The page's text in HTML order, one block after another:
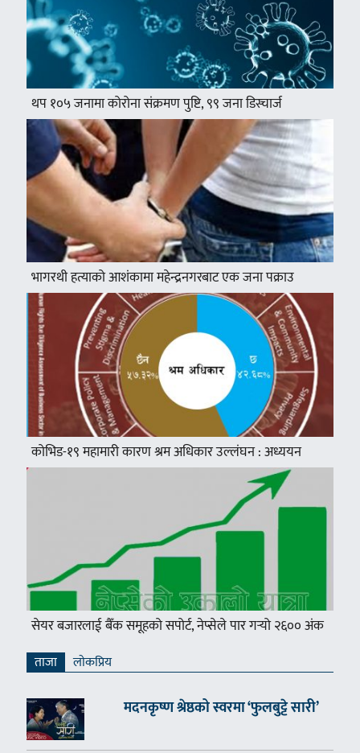
थप १०५ जनामा कोरोना संक्रमण पुष्टि, ९९ जना डिस्चार्ज
भागरथी हत्याको आशंकामा महेन्द्रनगरबाट एक जना पक्राउ
कोभिड-१९ महामारी कारण श्रम अधिकार उल्लंघन : अध्ययन
सेयर बजारलाई बैँक समूहको सपोर्ट, नेप्सेले पार गर्‍यो २६०० अंक
ताजा लाेकप्रिय
मदनकृष्ण श्रेष्ठको स्वरमा ‘फुलबुट्टे सारी’